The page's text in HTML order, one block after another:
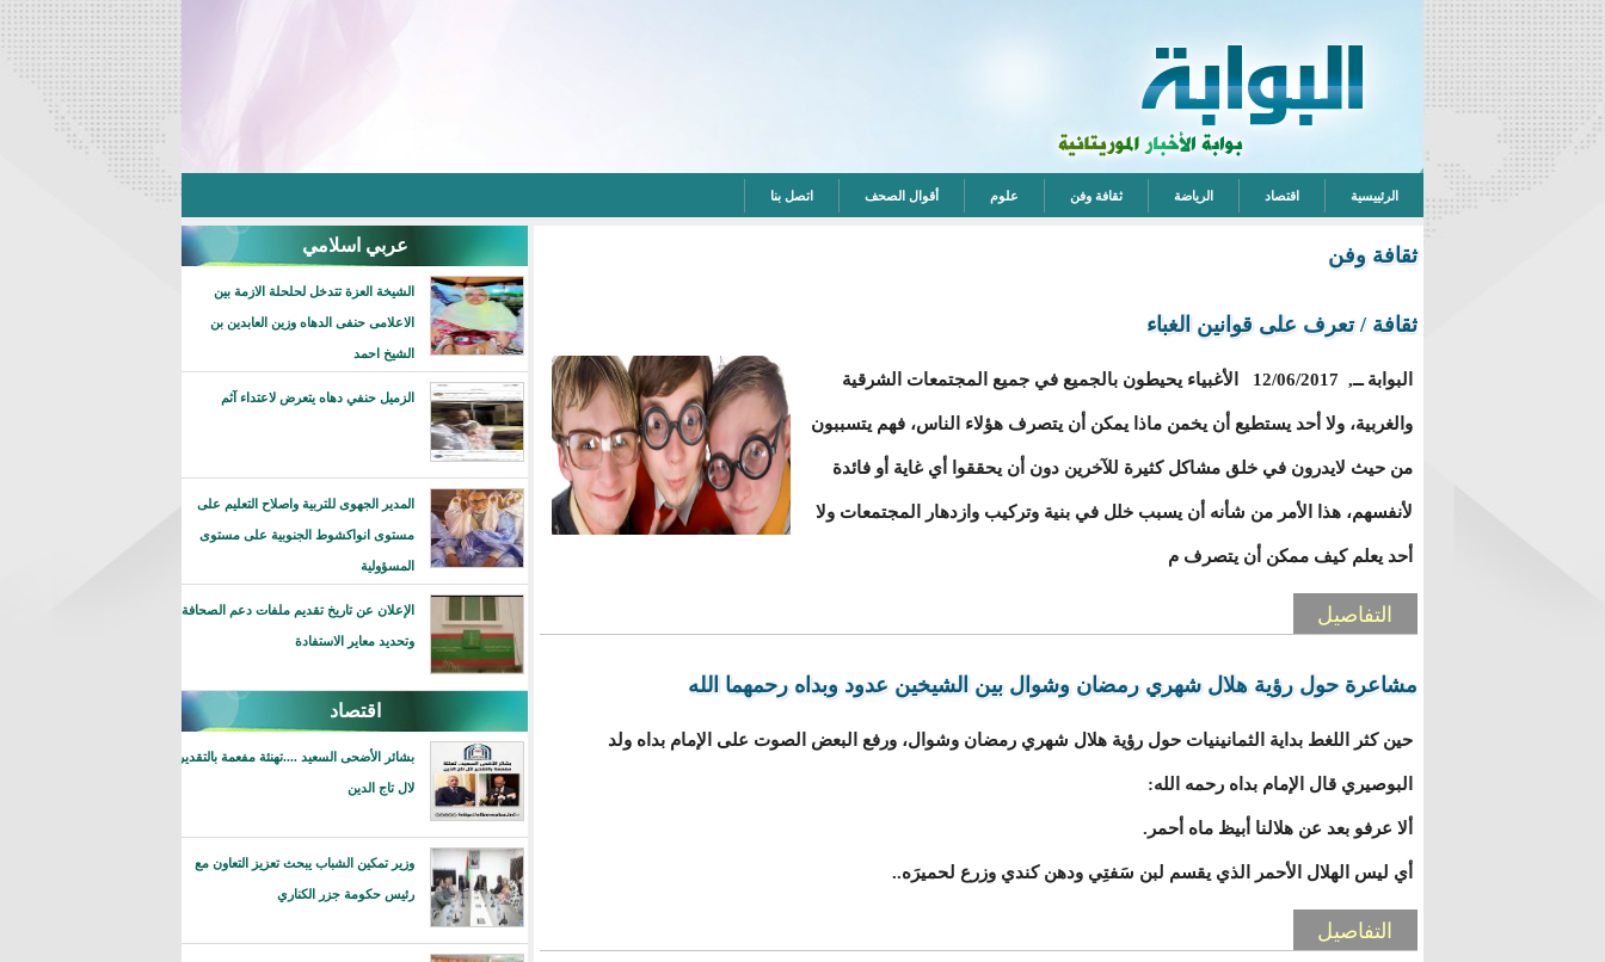
الرئييسية اقتصاد الرياضة ثقافة وفن علوم أقوال الصحف اتصل بنا
ثقافة وفن
ثقافة / تعرف على قوانين الغباء
البوابة ــ, 12/06/2017 الأغبياء يحيطون بالجميع في جميع المجتمعات الشرقية
والغربية، ولا أحد يستطيع أن يخمن ماذا يمكن أن يتصرف هؤلاء الناس، فهم يتسببون
من حيث لايدرون في خلق مشاكل كثيرة للآخرين دون أن يحققوا أي غاية أو فائدة
لأنفسهم، هذا الأمر من شأنه أن يسبب خلل في بنية وتركيب وازدهار المجتمعات ولا
أحد يعلم كيف ممكن أن يتصرف م
التفاصيل
مشاعرة حول رؤية هلال شهري رمضان وشوال بين الشيخين عدود وبداه رحمهما الله
حين كثر اللغط بداية الثمانينيات حول رؤية هلال شهري رمضان وشوال، ورفع البعض الصوت على الإمام بداه ولد
البوصيري قال الإمام بداه رحمه الله:
ألا عرفو بعد عن هلالنا أبيظ ماه أحمر.
أي ليس الهلال الأحمر الذي يقسم لبن سَفتِي ودهن كندي وزرع لحميرَه..
التفاصيل
عربي اسلامي
الشيخة العزة تتدخل لحلحلة الازمة بين
الاعلامى حنفى الدهاه وزين العابدين بن
الشيخ احمد
الزميل حنفي دهاه يتعرض لاعتداء آثم
المدير الجهوى للتربية واصلاح التعليم على
مستوى انواكشوط الجنوبية على مستوى
المسؤولية
الإعلان عن تاريخ تقديم ملفات دعم الصحافة
وتحديد معاير الاستفادة
اقتصاد
بشائر الأضحى السعيد ....تهنئة مفعمة بالتقدير
لال تاج الدين
وزير تمكين الشباب يبحث تعزيز التعاون مع
رئيس حكومة جزر الكناري